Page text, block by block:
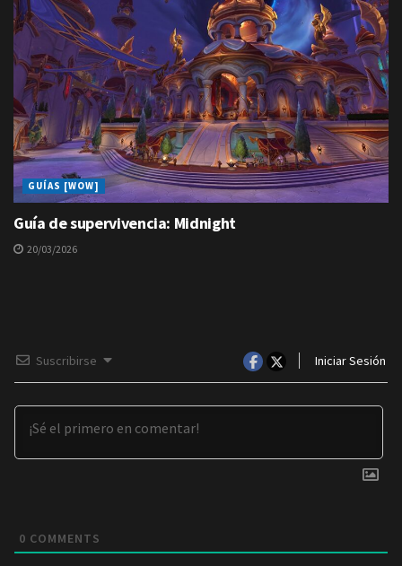
GUÍAS [WOW]
Guía de supervivencia: Midnight
20/03/2026
Suscribirse Iniciar Sesión
0 COMMENTS